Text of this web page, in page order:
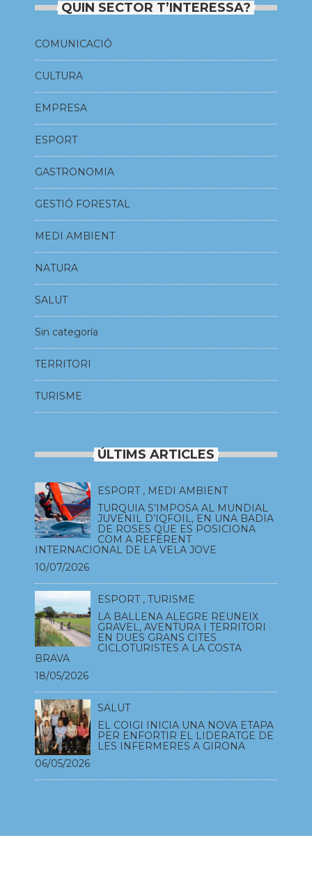
QUIN SECTOR T’INTERESSA?
COMUNICACIÓ
CULTURA
EMPRESA
ESPORT
GASTRONOMIA
GESTIÓ FORESTAL
MEDI AMBIENT
NATURA
SALUT
Sin categoría
TERRITORI
TURISME
ÚLTIMS ARTICLES
ESPORT, MEDI AMBIENT
TURQUIA S’IMPOSA AL MUNDIAL
JUVENIL D’IQFOIL, EN UNA BADIA
DE ROSES QUE ES POSICIONA
COM A REFERENT
INTERNACIONAL DE LA VELA JOVE
10/07/2026
ESPORT, TURISME
LA BALLENA ALEGRE REUNEIX
GRAVEL, AVENTURA I TERRITORI
EN DUES GRANS CITES
CICLOTURISTES A LA COSTA
BRAVA
18/05/2026
SALUT
EL COIGI INICIA UNA NOVA ETAPA
PER ENFORTIR EL LIDERATGE DE
LES INFERMERES A GIRONA
06/05/2026